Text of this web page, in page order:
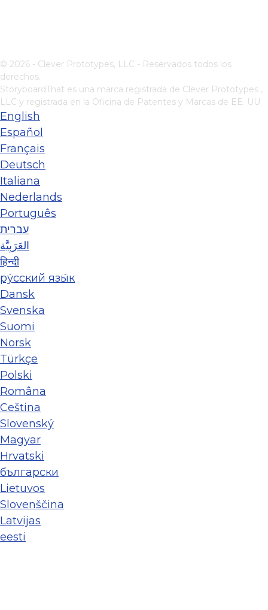
© 2026 - Clever Prototypes, LLC - Reservados todos los
derechos.
StoryboardThat es una marca registrada de Clever Prototypes ,
LLC y registrada en la Oficina de Patentes y Marcas de EE. UU.
English
Español
Français
Deutsch
Italiana
Nederlands
Português
עברית
العَرَبِيَّة
हिन्दी
ру́сский язы́к
Dansk
Svenska
Suomi
Norsk
Türkçe
Polski
Româna
Ceština
Slovenský
Magyar
Hrvatski
български
Lietuvos
Slovenščina
Latvijas
eesti